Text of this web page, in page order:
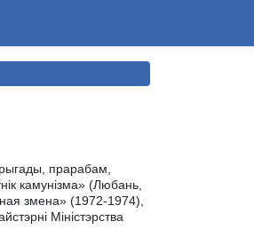
прарабам,
камунізма» (Любань,
змена» (1972-1974),
Міністэрства